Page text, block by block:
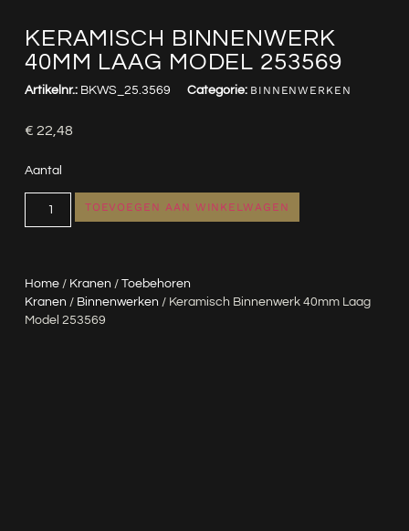
KERAMISCH BINNENWERK
40MM LAAG MODEL 253569
Home/ Kranen / Toebehoren
Kranen / Binnenwerken / Keramisch Binnenwerk 40mm Laag
Model 253569
Artikelnr.: BKWS_25.3569 Categorie: BINNENWERKEN
€ 22,48
Aantal
TOEVOEGEN AAN WINKELWAGEN